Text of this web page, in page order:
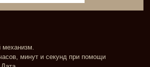
механизм.
минут и секунд при помощи